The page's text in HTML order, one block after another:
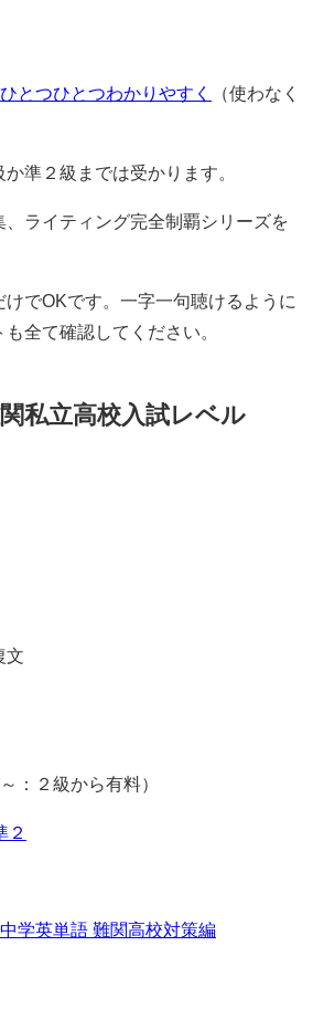
とつひとつわかりやすく
（使わなく
準２級までは受かります。
ライティング完全制覇シリーズを
けでOKです。一字一句聴けるように
全て確認してください。
私立高校入試レベル
文
～：２級から有料）
２
学英単語 難関高校対策編